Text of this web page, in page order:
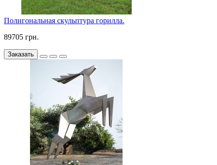
Полигональная скульптура горилла.
89705 грн.
Заказать